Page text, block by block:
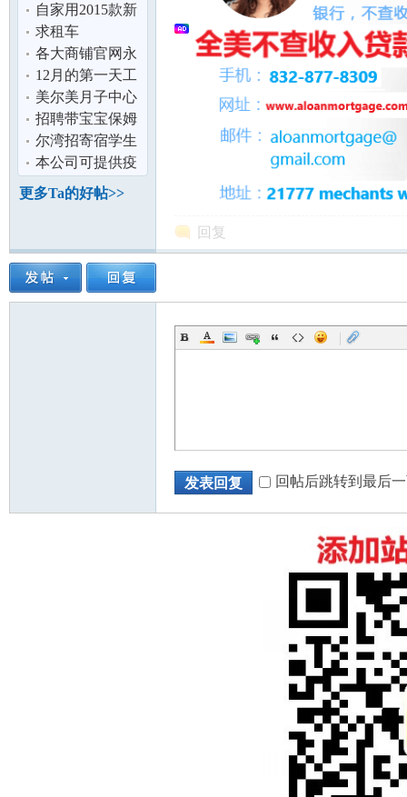
自家用2015款新
车,全险,现超低价
出租！
求租车
各大商铺官网永
久半价
12月的第一天工
作日,请对我好
点。抱抱(づ｡
美尔美月子中心
高端白人区 环境
优美 临近
招聘带宝宝保姆
尔湾招寄宿学生
本公司可提供疫
情时期免体检的
更多Ta的好帖>>
回复
|
发表回复 回帖后跳转到最后